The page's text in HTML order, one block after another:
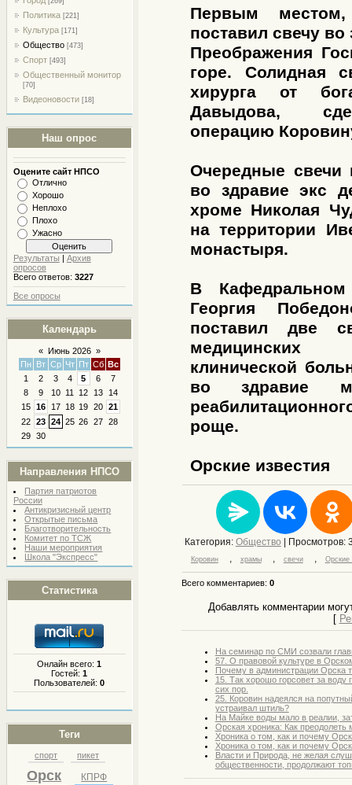
Политика [221]
Культура [171]
Общество [473]
Спорт [493]
Общественный монитор
[70]
Видеоновости [18]
Наш опрос
Оцените сайт НПСО
Отлично
Хорошо
Неплохо
Плохо
Ужасно
Результаты
Архив
опросов
Всего ответов: 3227
Все опросы
Календарь
« Июнь 2026 »
Пн
Вт Ср Чт Пт Сб Вс
1
2 3 4 5 6
7
8
9 10 11 12 13
14
15
16 17 18 19 20
21
22
23 24 25 26 27
28
29
30
Направления НПСО
Партия патриотов
России
Антикризисный центр
Открытые письма
Благотворительность
Комитет по ТСЖ
Наши мероприятия
Школа "Экспресс"
Статистика
Онлайн всего:1
Гостей:1
Пользователей:0
Теги
спорт пикет
Орск
КПРФ
Первым
поставил свечу
Преображения
горе. Солидная
хирурга от
Давыдова,
операцию
Очередные свечи
во здравие экс
хроме Николая
на территории
монастыря.
В Кафедральном
Георгия
поставил две
медицинских
клинической
во здравие
роще.
Орские известия
Категория: Общество Просмотров:
Коровин , храмы , свечи , Орские
Всего комментариев: 0
Добавлять комментарии
[
На семинар по СМИ созвали
57. О правовой культуре в
Почему в администрации Орска
15. Так хорошо горсовет за воду
сих пор.
25. Коровин надеялся на
устраивал штиль?
На Майке воды мало в реалии,
Орская хроника: Как преодолеть
Хроника о том, как и почему
Хроника о том, как и почему
Власти и Природа, не желая
общественности, продолжают